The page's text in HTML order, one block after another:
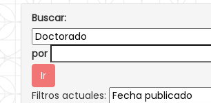
Buscar:
por
Filtros actuales: